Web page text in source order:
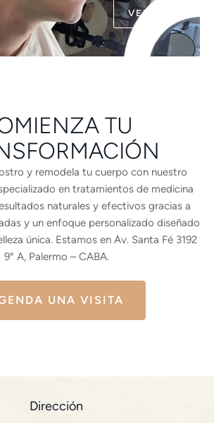
VER
TU
y remodela tu cuerpo con nuestro
en tratamientos de medicina
naturales y efectivos gracias a
y un enfoque personalizado diseñado
única. Estamos en Av. Santa Fé 3192
9° A, Palermo – CABA.
UNA VISITA
Dirección